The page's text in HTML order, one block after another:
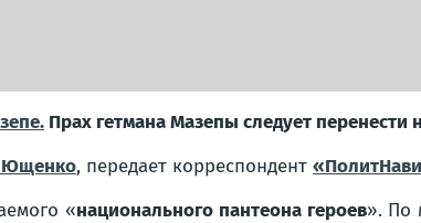
Прах гетмана Мазепы следует
Ющенко, передает корреспондент
«национального пантеона героев». По